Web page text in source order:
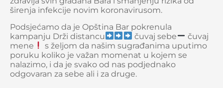
širenja infekcije novim koronavirusom.
Podsjećamo da je Opština Bar pokrenula
kampanju Drži distancu
čuvaj sebe
čuvaj
mene
s željom da našim sugrađanima uputimo
poruku koliko je važan momenat u kojem se
nalazimo, i da je svako od nas podjednako
odgovaran za sebe ali i za druge.